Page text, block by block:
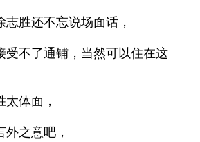
志胜还不忘说场面话，
受不了通铺，当然可以住在这
太体面，
之意吧，